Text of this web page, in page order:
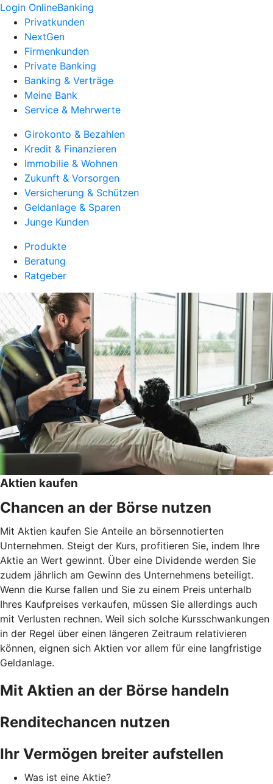
Login OnlineBanking
Privatkunden
NextGen
Firmenkunden
Private Banking
Banking & Verträge
Meine Bank
Service & Mehrwerte
Girokonto & Bezahlen
Kredit & Finanzieren
Immobilie & Wohnen
Zukunft & Vorsorgen
Versicherung & Schützen
Geldanlage & Sparen
Junge Kunden
Produkte
Beratung
Ratgeber
Aktien kaufen
Chancen an der Börse nutzen
Mit Aktien kaufen Sie Anteile an börsennotierten
Unternehmen. Steigt der Kurs, profitieren Sie, indem Ihre
Aktie an Wert gewinnt. Über eine Dividende werden Sie
zudem jährlich am Gewinn des Unternehmens beteiligt.
Wenn die Kurse fallen und Sie zu einem Preis unterhalb
Ihres Kaufpreises verkaufen, müssen Sie allerdings auch
mit Verlusten rechnen. Weil sich solche Kursschwankungen
in der Regel über einen längeren Zeitraum relativieren
können, eignen sich Aktien vor allem für eine langfristige
Geldanlage.
Mit Aktien an der Börse handeln
Renditechancen nutzen
Ihr Vermögen breiter aufstellen
Was ist eine Aktie?